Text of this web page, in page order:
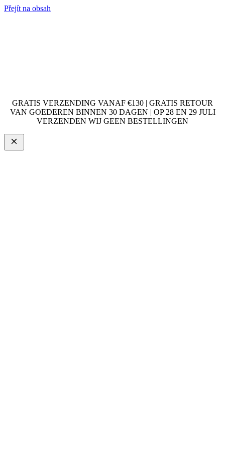
Přejít na obsah
GRATIS VERZENDING VANAF €130 | GRATIS RETOUR
VAN GOEDEREN BINNEN 30 DAGEN | OP 28 EN 29 JULI
VERZENDEN WIJ GEEN BESTELLINGEN